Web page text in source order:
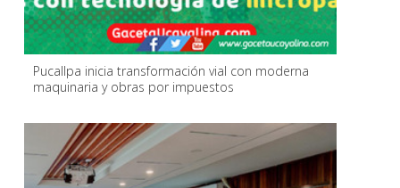
Pucallpa inicia transformación vial con moderna
maquinaria y obras por impuestos